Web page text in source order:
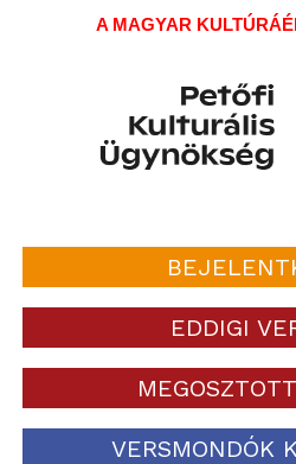
A MAGYAR
EDDIGI
VERSMONDÓK